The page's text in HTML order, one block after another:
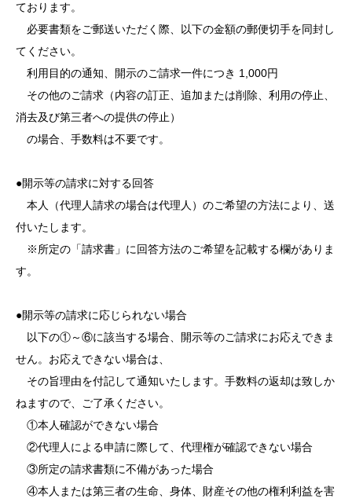
ております。
必要書類をご郵送いただく際、以下の金額の郵便切手を同封し
てください。
利用目的の通知、開示のご請求一件につき 1,000円
その他のご請求（内容の訂正、追加または削除、利用の停止、
消去及び第三者への提供の停止）
の場合、手数料は不要です。
●開示等の請求に対する回答
本人（代理人請求の場合は代理人）のご希望の方法により、送
付いたします。
※所定の「請求書」に回答方法のご希望を記載する欄がありま
す。
●開示等の請求に応じられない場合
以下の①～⑥に該当する場合、開示等のご請求にお応えできま
せん。お応えできない場合は、
その旨理由を付記して通知いたします。手数料の返却は致しか
ねますので、ご了承ください。
①本人確認ができない場合
②代理人による申請に際して、代理権が確認できない場合
③所定の請求書類に不備があった場合
④本人または第三者の生命、身体、財産その他の権利利益を害